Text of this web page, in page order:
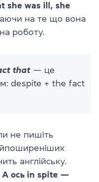
she was ill, she
на те що вона
роботу.
that — це
despite + the fact
не пишіть
англійську.
А ось in spite —